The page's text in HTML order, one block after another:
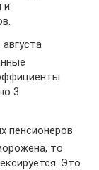
и
3
пенсионеров
то
Это